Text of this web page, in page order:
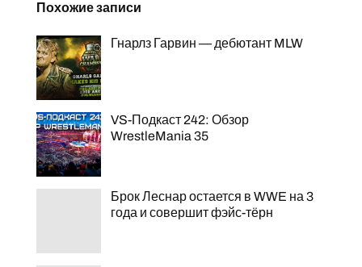
Похожие записи
Гнарлз Гарвин — дебютант MLW
VS-Подкаст 242: Обзор
WrestleMania 35
Брок Леснар остается в WWE на 3
года и совершит фэйс-тёрн